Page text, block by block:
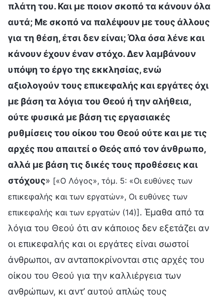
πλάτη του. Και με ποιον σκοπό τα κάνουν όλα
αυτά; Με σκοπό να παλέψουν με τους άλλους
για τη θέση, έτσι δεν είναι; Όλα όσα λένε και
κάνουν έχουν έναν στόχο. Δεν λαμβάνουν
υπόψη το έργο της εκκλησίας, ενώ
αξιολογούν τους επικεφαλής και εργάτες όχι
με βάση τα λόγια του Θεού ή την αλήθεια,
ούτε φυσικά με βάση τις εργασιακές
ρυθμίσεις του οίκου του Θεού ούτε και με τις
αρχές που απαιτεί ο Θεός από τον άνθρωπο,
αλλά με βάση τις δικές τους προθέσεις και
στόχους» [«Ο Λόγος», τόμ. 5: «Οι ευθύνες των
επικεφαλής και των εργατών», Οι ευθύνες των
επικεφαλής και των εργατών (14)]. Έμαθα από τα
λόγια του Θεού ότι αν κάποιος δεν εξετάζει αν
οι επικεφαλής και οι εργάτες είναι σωστοί
άνθρωποι, αν ανταποκρίνονται στις αρχές του
οίκου του Θεού για την καλλιέργεια των
ανθρώπων, κι αντ’ αυτού απλώς τους